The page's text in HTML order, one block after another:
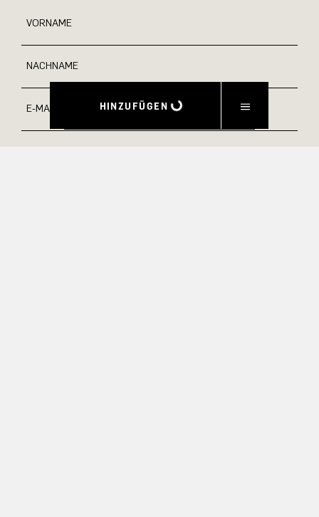
HINZUFÜGEN
VORNAME
NACHNAME
E-MAIL